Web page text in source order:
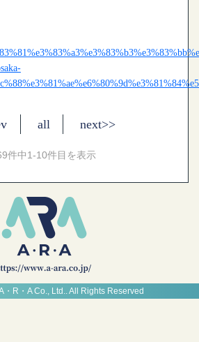
all next>>
件中1-10件目を表示
R・A Co., Ltd.. All Rights Reserved